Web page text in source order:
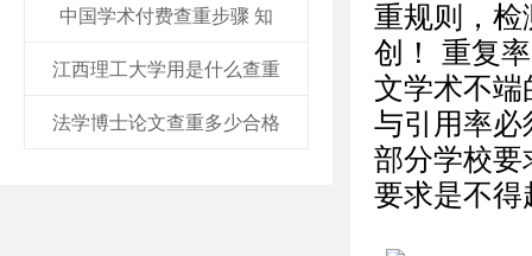
中国学术付费查重步骤 知
江西理工大学用是什么查重
法学博士论文查重多少合格
重规则，检
创！ 重复
文学术不端
与引用率必
部分学校要
要求是不得